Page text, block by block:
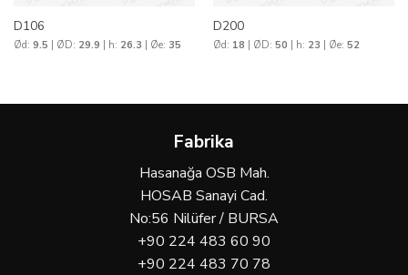
D106
Ød: 9.5 | ØD: 29.9 | h: 26.3 | Øe: 35
D200
Ød: 18 | ØD: 50 | h: 23 | Øe: 52
Fabrika
Hasanağa OSB Mah.
HOSAB Sanayi Cad.
No:56 Nilüfer / BURSA
+90 224 483 60 90
+90 224 483 70 78